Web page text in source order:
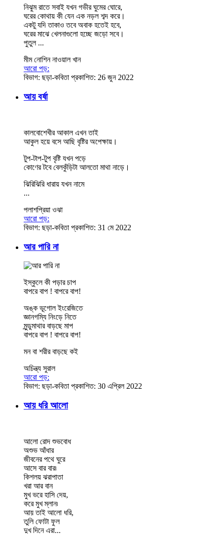
নিঝুম রাতে সবাই যখন গভীর ঘুমের ঘোরে,
ঘরের কোথায় কী যেন এক নড়ল শব্দ করে।
একটু যদি তাকাও তবে অবাক হতেই হবে,
ঘরের মাঝে খেলনাগুলো হচ্ছে জড়ো সবে।
পুতুল ...
মীম নোশিন নাওয়াল খান
আরো পড়:
বিভাগ: ছড়া-কবিতা প্রকাশিত: 26 জুন 2022
আয় বর্ষা
কালবোশেখীর আকাল এখন তাই
আকুল হয়ে বসে আছি বৃষ্টির অপেক্ষায়।
টুপ-টাপ-টুপ বৃষ্টি যখন পড়ে
কোণের টবে বেলকুঁড়িটা আলতো মাথা নাড়ে।
ঝিরিঝিরি ধারায় যখন নামে
...
পলাশপ্রিয়া ওঝা
আরো পড়:
বিভাগ: ছড়া-কবিতা প্রকাশিত: 31 মে 2022
আর পারি না
ইস্কুলে কী পড়ার চাপ
বাপরে বাপ ! বাপরে বাপ!
অঙ্ক ভূগোল ইংরেজিতে
জ্ঞানগম্যি নিংড়ে নিতে
মুন্ডুমাথার বাড়ছে মাপ
বাপরে বাপ ! বাপরে বাপ!
মন বা শরীর বাড়ছে কই
অচিন্ত্য সুরাল
আরো পড়:
বিভাগ: ছড়া-কবিতা প্রকাশিত: 30 এপ্রিল 2022
আয় ধরি আলো
আলো রোদ শুভবোধ
অশুভ আঁধার
জীবনের পথে ঘুরে
আসে বার বার৷
কিশলয় ঝরাপাতা
খরা আর বান
মুখ ভরে হাসি দেয়,
করে মুখ ম্লান৷
আয় তাই আলো ধরি,
তুলি ফোটা ফুল
দুখ দিনে এরা...